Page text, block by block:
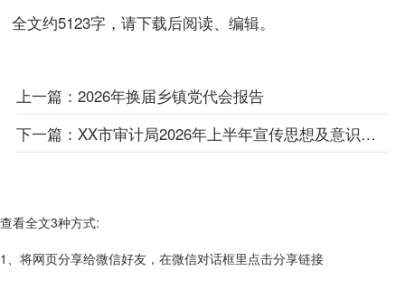
全文约5123字，请下载后阅读、编辑。
上一篇： 2026年换届乡镇党代会报告
下一篇： XX市审计局2026年上半年宣传思想及意识形态工作开展情况汇报
查看全文3种方式:
1、将网页分享给微信好友，在微信对话框里点击分享链接